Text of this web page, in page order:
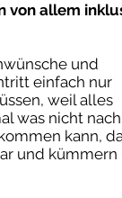
eine
von allem
und
einfach nur
weil alles
was nicht
kann,
und kümmern